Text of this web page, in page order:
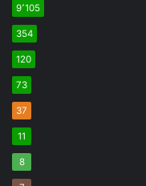
9٬105
354
120
73
37
11
8